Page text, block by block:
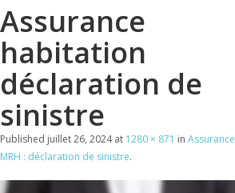
Assurance
habitation
déclaration de
sinistre
Published juillet 26, 2024at 1280 × 871 in Assurance
MRH : déclaration de sinistre.